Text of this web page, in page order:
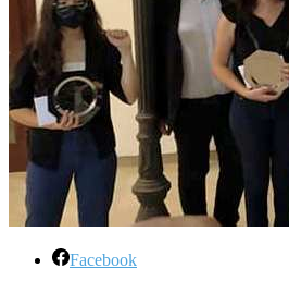
Facebook